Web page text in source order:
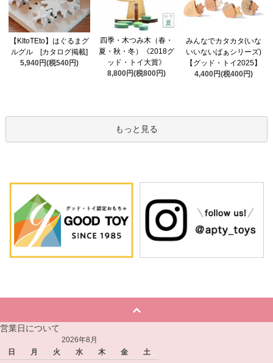
【KItoTEto】はぐるまグ
ルグル [カタログ掲載]
5,940円(税540円)
四季・木つみ木（春・
夏・秋・冬）《2018グ
ッド・トイ大賞》
8,800円(税800円)
みんなでカタカタ(いな
いいないばぁシリーズ)
【グッド・トイ2025】
4,400円(税400円)
もっと見る
営業日について
2026年8月
日
月 火 水 木 金
土